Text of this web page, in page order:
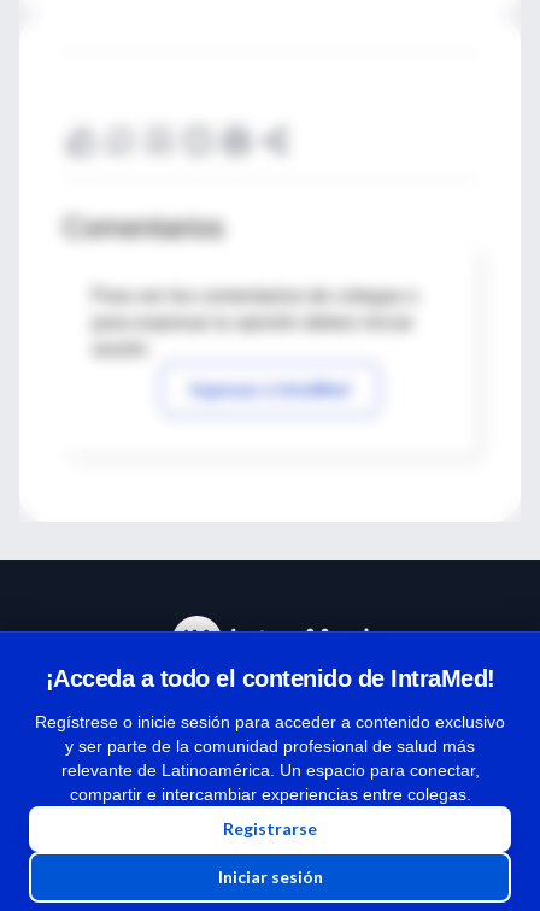
Comentarios
Para ver los comentarios de colegas o
Ingresar a IntraMed
¡Acceda a todo el contenido de IntraMed!
Regístrese o inicie sesión para acceder a contenido exclusivo
y ser parte de la comunidad profesional de salud más
relevante de Latinoamérica. Un espacio para conectar,
compartir e intercambiar experiencias entre colegas.
Registrarse
Iniciar sesión
Términos y condiciones
| Políticas de privacidad
| Todos los derechos reservados | Copyright 1997-2026